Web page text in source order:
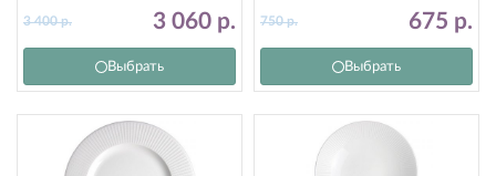
3 060 р.
3 400р.
Выбрать
675 р.
750р.
Выбрать